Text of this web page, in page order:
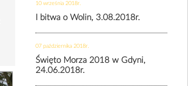
10 września 2018r.
I bitwa o Wolin, 3.08.2018r.
07 października 2018r.
Święto Morza 2018 w Gdyni,
24.06.2018r.